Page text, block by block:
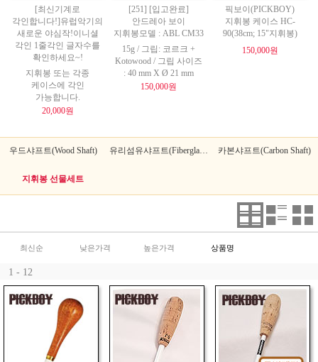
[최신기계로
각인합니다!]유럽악기의
새로운 야심작!이니셜
각인 1줄각인 글자수를
확인하세요~!
지휘봉 또는 각종
케이스에 각인
가능합니다.
20,000원
[251] [입고완료]
안드레아 보이
지휘봉모델 : ABL CM33
15g / 그립: 코르크 +
Kotowood / 그립 사이즈
: 40 mm X Ø 21 mm
150,000원
픽보이(PICKBOY)
지휘봉 케이스 HC-
90(38cm; 15"지휘봉)
150,000원
우드샤프트(Wood Shaft) 카본샤프트(Carbon Shaft)
지휘봉 선물세트
최신순 낮은가격 높은가격 상품명
1 - 12